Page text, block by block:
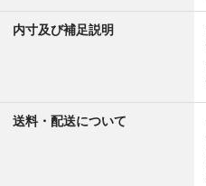
内寸及び補足説明
送料・配送について